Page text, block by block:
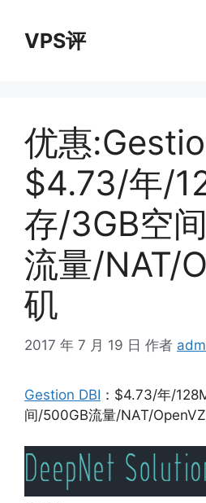
VPS评
优惠
$4.73/年/
存/3GB空
流量/NAT/
矶
2017 年 7 月 19 日 作者
Gestion DBI ：$4.73/年/
间/500GB流量/NAT/